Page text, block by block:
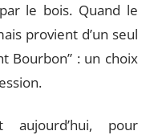
le bois. Quand le
provient d’un seul
Bourbon” : un choix
pour